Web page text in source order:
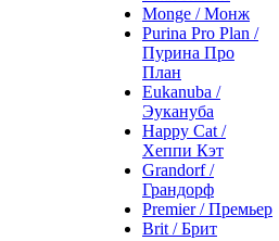
Monge / Монж
Purina Pro Plan /
Пурина Про
План
Eukanuba /
Эукануба
Happy Cat /
Хеппи Кэт
Grandorf /
Грандорф
Premier / Премьер
Brit / Брит